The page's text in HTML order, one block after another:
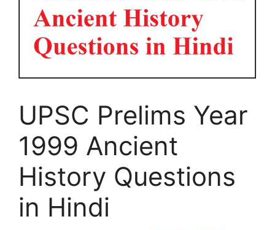
UPSC Prelims Year
1999 Ancient
History Questions
in Hindi